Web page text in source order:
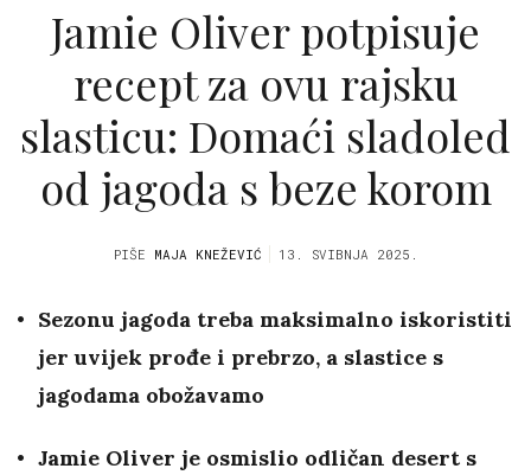
Jamie Oliver potpisuje
recept za ovu rajsku
slasticu: Domaći sladoled
od jagoda s beze korom
PIŠE MAJA KNEŽEVIĆ 13. SVIBNJA 2025.
Sezonu jagoda treba maksimalno iskoristiti
jer uvijek prođe i prebrzo, a slastice s
jagodama obožavamo
Jamie Oliver je osmislio odličan desert s